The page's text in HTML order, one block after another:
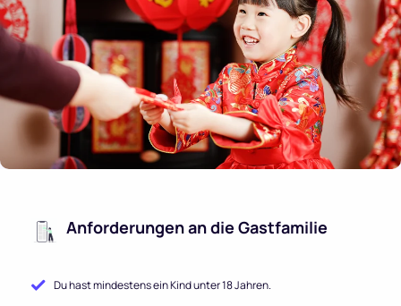
Anforderungen an die Gastfamilie
Du hast mindestens ein Kind unter 18 Jahren.